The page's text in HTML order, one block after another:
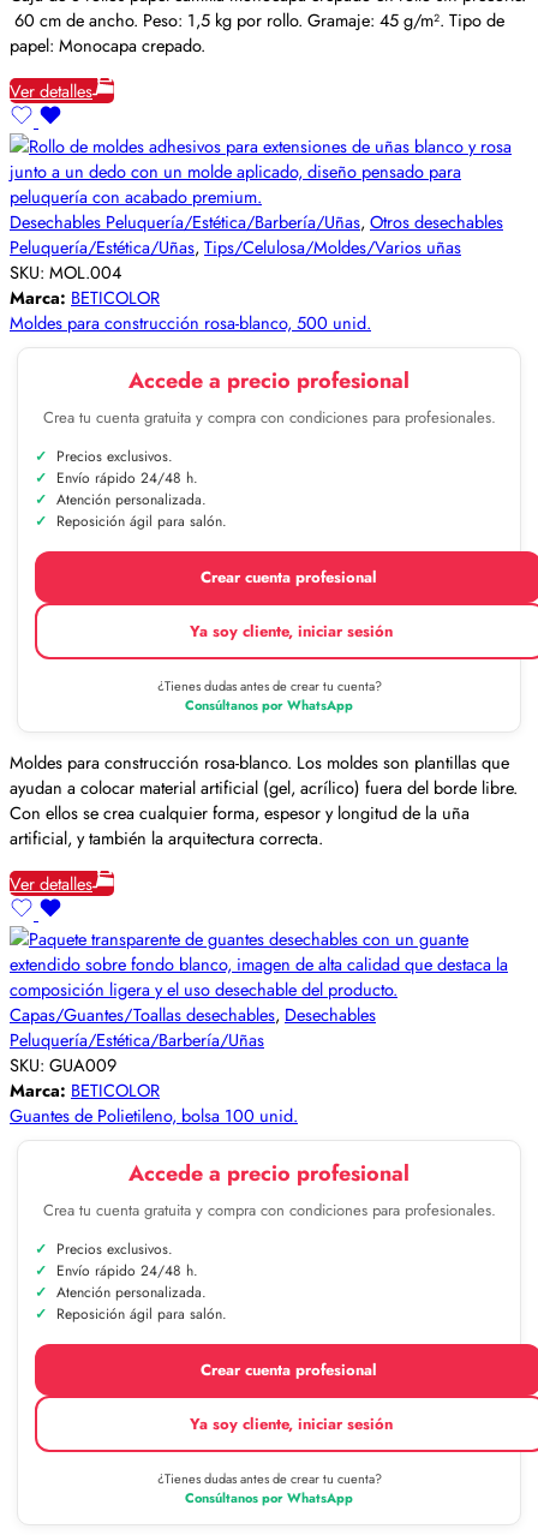
60 cm de ancho. Peso: 1,5 kg por rollo. Gramaje: 45 g/m². Tipo de
papel: Monocapa crepado.
Ver detalles
Desechables Peluquería/Estética/Barbería/Uñas, Otros desechables
Peluquería/Estética/Uñas, Tips/Celulosa/Moldes/Varios uñas
SKU: MOL.004
Marca: BETICOLOR
Moldes para construcción rosa-blanco, 500 unid.
Accede a precio profesional
Crea tu cuenta gratuita y compra con condiciones para profesionales.
Precios exclusivos.
Envío rápido 24/48 h.
Atención personalizada.
Reposición ágil para salón.
Crear cuenta profesional
Ya soy cliente, iniciar sesión
¿Tienes dudas antes de crear tu cuenta?
Consúltanos por WhatsApp
Moldes para construcción rosa-blanco. Los moldes son plantillas que
ayudan a colocar material artificial (gel, acrílico) fuera del borde libre.
Con ellos se crea cualquier forma, espesor y longitud de la uña
artificial, y también la arquitectura correcta.
Ver detalles
Capas/Guantes/Toallas desechables, Desechables
Peluquería/Estética/Barbería/Uñas
SKU: GUA009
Marca: BETICOLOR
Guantes de Polietileno, bolsa 100 unid.
Accede a precio profesional
Crea tu cuenta gratuita y compra con condiciones para profesionales.
Precios exclusivos.
Envío rápido 24/48 h.
Atención personalizada.
Reposición ágil para salón.
Crear cuenta profesional
Ya soy cliente, iniciar sesión
¿Tienes dudas antes de crear tu cuenta?
Consúltanos por WhatsApp